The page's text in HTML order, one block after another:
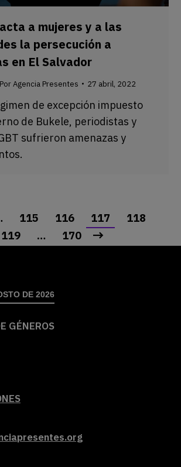
a mujeres y a las
la persecución a
en El Salvador
PorAgencia Presentes 27 abril, 2022
de excepción impuesto
de Bukele, periodistas y
sufrieron amenazas y
115 116 117
118
119
… 170
DE 2026
GÉNEROS